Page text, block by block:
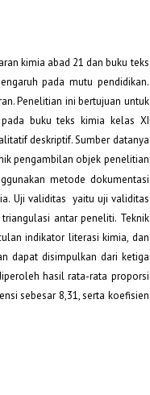
kimia abad 21 dan buku teks
pada mutu pendidikan.
Penelitian ini bertujuan untuk
buku teks kimia kelas XI
deskriptif. Sumber datanya
pengambilan objek penelitian
metode dokumentasi
Uji validitas yaitu uji validitas
antar peneliti. Teknik
indikator literasi kimia, dan
dapat disimpulkan dari ketiga
hasil rata-rata proporsi
sebesar 8,31, serta koefisien